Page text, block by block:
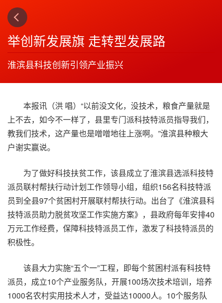
举创新发展旗 走转型发展路
淮滨县科技创新引领产业振兴
本报讯（洪 唱）“以前没文化，没技术，粮食产量就是
上不去，如今不一样了，县里专门派科技特派员指导我们，
教我们技术，这产量也是噌噌地往上涨啊。”淮滨县种粮大
户谢实赢说。
为了做好科技扶贫工作，该县成立了淮滨县选派科技特
派员联村帮扶行动计划工作领导小组，组织156名科技特派
员到全县97个贫困村开展联村帮扶行动。出台了《淮滨县科
技特派员助力脱贫攻坚工作实施方案》，县政府每年安排40
万元工作经费，保障科技特派员工作，激发了科技特派员的
积极性。
该县大力实施“五个一”工程，即每个贫困村派有科技特
派员，成立10个产业服务队，开展100场次技术培训，培养
1000名农村实用技术人才，受益达10000人。10个服务队